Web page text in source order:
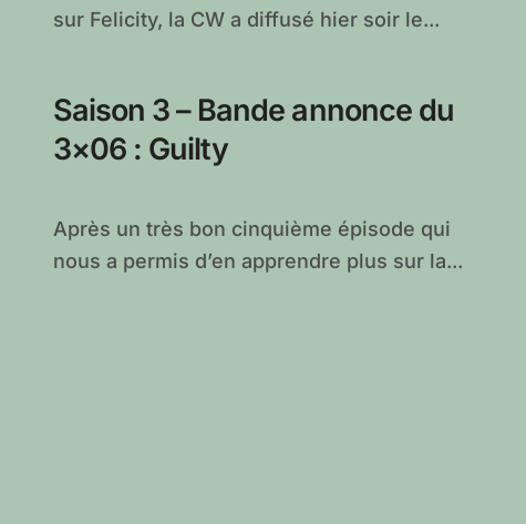
sur Felicity, la CW a diffusé hier soir le...
Saison 3 – Bande annonce du
3×06 : Guilty
Après un très bon cinquième épisode qui
nous a permis d’en apprendre plus sur la...